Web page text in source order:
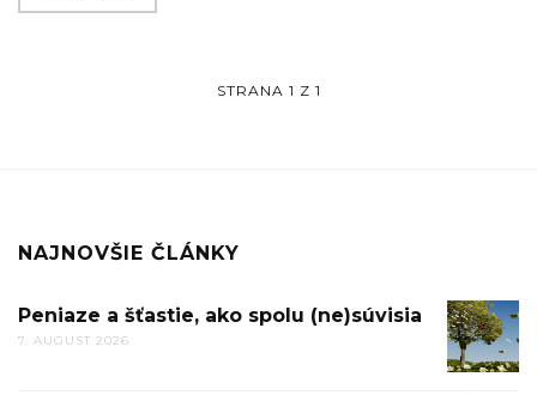
STRANA 1 Z 1
NAJNOVŠIE ČLÁNKY
A
Peniaze a šťastie, ako spolu (ne)súvisia
7. AUGUST 2026